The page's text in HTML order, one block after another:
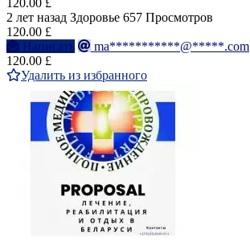
120.00 £
2 лет назад Здоровье 657 Просмотров
120.00 £
Написать
ma***********@*****.com
120.00 £
Удалить из избранного